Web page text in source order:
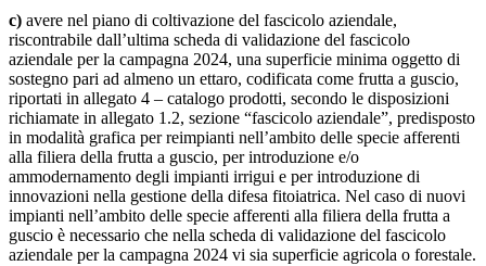
c) avere nel piano di coltivazione del fascicolo aziendale,
riscontrabile dall’ultima scheda di validazione del fascicolo
aziendale per la campagna 2024, una superficie minima oggetto di
sostegno pari ad almeno un ettaro, codificata come frutta a guscio,
riportati in allegato 4 – catalogo prodotti, secondo le disposizioni
richiamate in allegato 1.2, sezione “fascicolo aziendale”, predisposto
in modalità grafica per reimpianti nell’ambito delle specie afferenti
alla filiera della frutta a guscio, per introduzione e/o
ammodernamento degli impianti irrigui e per introduzione di
innovazioni nella gestione della difesa fitoiatrica. Nel caso di nuovi
impianti nell’ambito delle specie afferenti alla filiera della frutta a
guscio è necessario che nella scheda di validazione del fascicolo
aziendale per la campagna 2024 vi sia superficie agricola o forestale.